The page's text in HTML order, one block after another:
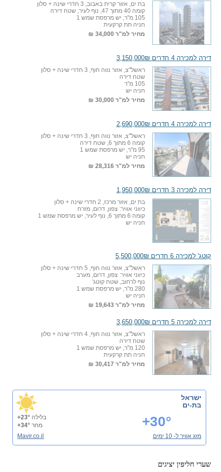
בת ים, אזור קרית באבוב, 3 חדרי שינה + סלון
קומה 40 מתוך 47, נוף לעיר, שטח דירה
105 מ"ר, יש מרפסת שמש 1
חניה תת קרקעית
מחיר למ"ר 34,000 ₪
דירה למכירה 4 חדרים 3,150,000₪
ראשל"צ, אזור נווה חוף, 3 חדרי שינה + סלון
שטח דירה
105 מ"ר
חניה יש
מחיר למ"ר 30,000 ₪
דירה למכירה 4 חדרים 2,690,000₪
ראשל"צ, אזור נווה חוף, 3 חדרי שינה + סלון
קומה 6 מתוך 6, שטח דירה
95 מ"ר, יש מרפסת שמש 1
חניה יש
מחיר למ"ר 28,316 ₪
דירה למכירה 3 חדרים 1,950,000₪
בת ים, אזור מרכז, 2 חדרי שינה + סלון
כיווני אוויר: צפון, דרום, מזרח
קומה 6 מתוך 6, נוף לעיר, יש מרפסת שמש 1
חניה יש
קוטג' למכירה 6 חדרים 5,500,000₪
ראשל"צ, אזור נווה חוף, 5 חדרי שינה + סלון
כיווני אוויר: צפון, דרום, מערב
נוף לרחוב, שטח קוטג'
280 מ"ר, יש מרפסת שמש 1
חניה יש
מחיר למ"ר 19,643 ₪
דירה למכירה 5 חדרים 3,650,000₪
ראשל"צ, אזור נווה חוף, 4 חדרי שינה + סלון
שטח דירה
120 מ"ר, יש מרפסת שמש 1
חניה תת קרקעית
מחיר למ"ר 30,417 ₪
ישראל
בת-ים
+30° בלילה +23°
מחר +34°
מזג אוויר ל- 10 ימים
Mavir.co.il
שערי חליפין יציגים